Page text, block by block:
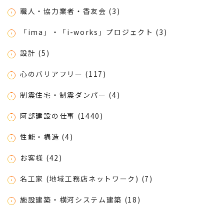
職人・協力業者・香友会 (3)
「ima」・「i-works」プロジェクト (3)
設計 (5)
心のバリアフリー (117)
制震住宅・制震ダンパー (4)
阿部建設の仕事 (1440)
性能・構造 (4)
お客様 (42)
名工家 (地域工務店ネットワーク) (7)
施設建築・横河システム建築 (18)